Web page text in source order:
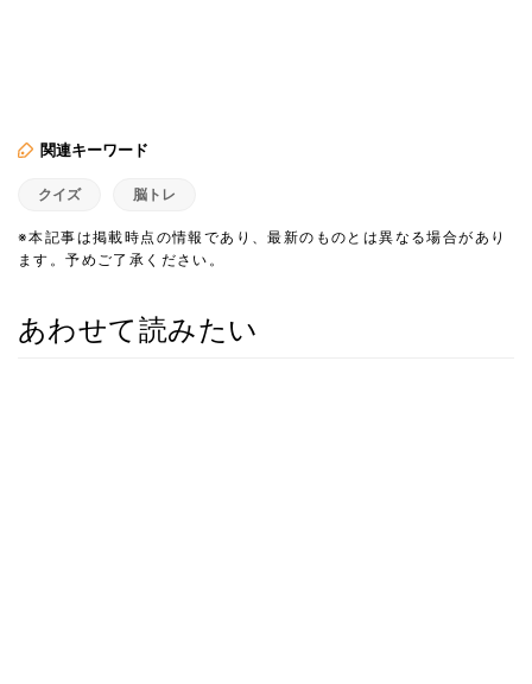
関連キーワード
クイズ 脳トレ
※本記事は掲載時点の情報であり、最新のものとは異なる場合があり
ます。予めご了承ください。
あわせて読みたい